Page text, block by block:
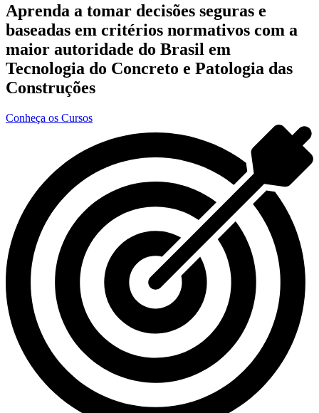
Aprenda a tomar decisões seguras e
baseadas em critérios normativos com a
maior autoridade do Brasil em
Tecnologia do Concreto e Patologia das
Construções
Conheça os Cursos